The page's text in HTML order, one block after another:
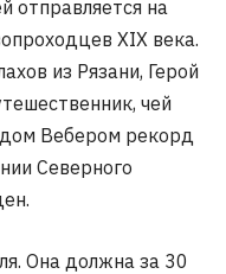
отправляется на
ХIХ века.
из Рязани, Герой
чей
Вебером рекорд
Северного
Она должна за 30